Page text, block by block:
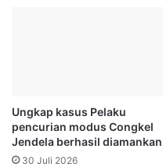
Ungkap kasus Pelaku
pencurian modus Congkel
Jendela berhasil diamankan
30 Juli 2026